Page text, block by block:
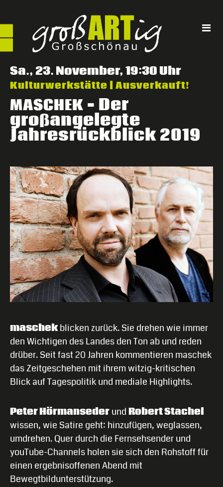
Sa., 23. November, 19:30 Uhr
Kulturwerkstätte | Ausverkauft!
MASCHEK – Der
großangelegte
Jahresrückblick 2019
maschekblicken zurück. Sie drehen wie immer
den Wichtigen des Landes den Ton ab und reden
drüber. Seit fast 20 Jahren kommentieren maschek
das Zeitgeschehen mit ihrem witzig-kritischen
Blick auf Tagespolitik und mediale Highlights.
Peter HörmansederundRobert Stachel
wissen, wie Satire geht: hinzufügen, weglassen,
umdrehen. Quer durch die Fernsehsender und
youTube-Channels holen sie sich den Rohstoff für
einen ergebnisoffenen Abend mit
Bewegtbildunterstützung.